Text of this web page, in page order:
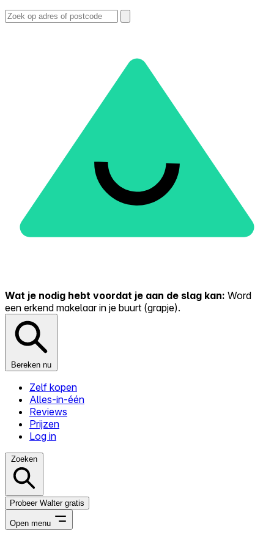
Wat je nodig hebt voordat je aan de slag kan: Word
een erkend makelaar in je buurt (grapje).
Bereken nu
Zelf kopen
Alles-in-één
Reviews
Prijzen
Log in
Zoeken
Probeer Walter gratis
Open menu